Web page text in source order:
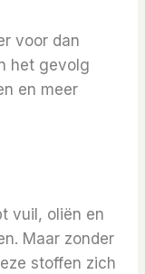
voor dan
het gevolg
en meer
vuil, oliën en
Maar zonder
stoffen zich